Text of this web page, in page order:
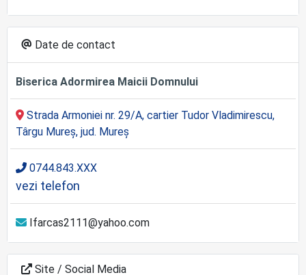
Date de contact
Biserica Adormirea Maicii Domnului
Strada Armoniei nr. 29/A, cartier Tudor Vladimirescu,
Târgu Mureş, jud. Mureş
0744.843.XXX
vezi telefon
Ifarcas2111@yahoo.com
Site / Social Media